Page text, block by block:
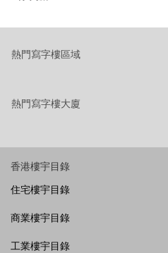
熱門寫字樓區域
熱門寫字樓大廈
香港樓宇目錄
住宅樓宇目錄
商業樓宇目錄
工業樓宇目錄